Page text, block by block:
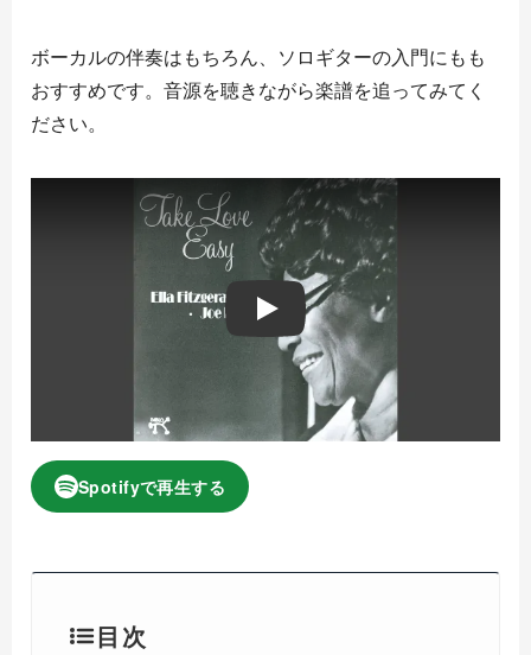
ボーカルの伴奏はもちろん、ソロギターの入門にもも
おすすめです。音源を聴きながら楽譜を追ってみてく
ださい。
Play
Spotifyで再生する
目次